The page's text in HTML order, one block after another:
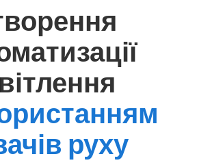
руху